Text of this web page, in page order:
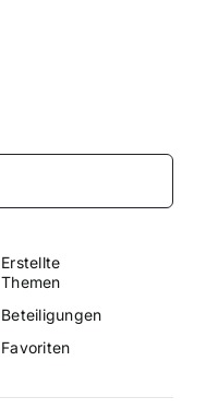
Erstellte
Themen
Beteiligungen
Favoriten